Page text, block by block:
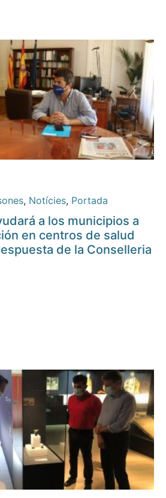
, Notícies, Portada
a los municipios a
en centros de salud
de la Conselleria